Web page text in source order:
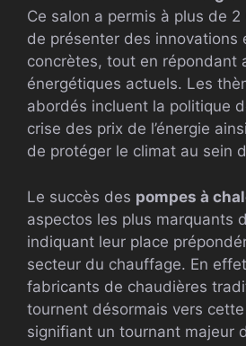
Ce salon a permis à plus de
de présenter des innovations
concrètes, tout en répondant
énergétiques actuels. Les
abordés incluent la politique
crise des prix de l’énergie
de protéger le climat au sein
Le succès des pompes à
aspectos les plus marquants
indiquant leur place
secteur du chauffage. En
fabricants de chaudières
tournent désormais vers
signifiant un tournant majeur